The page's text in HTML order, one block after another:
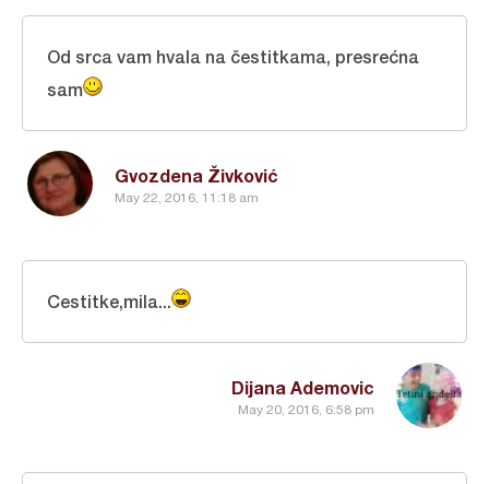
Gvozdena Živković
May 22, 2016, 11:18 am
Od srca vam hvala na čestitkama, presrećna
sam
Dijana Ademovic
May 20, 2016, 6:58 pm
Cestitke,mila...